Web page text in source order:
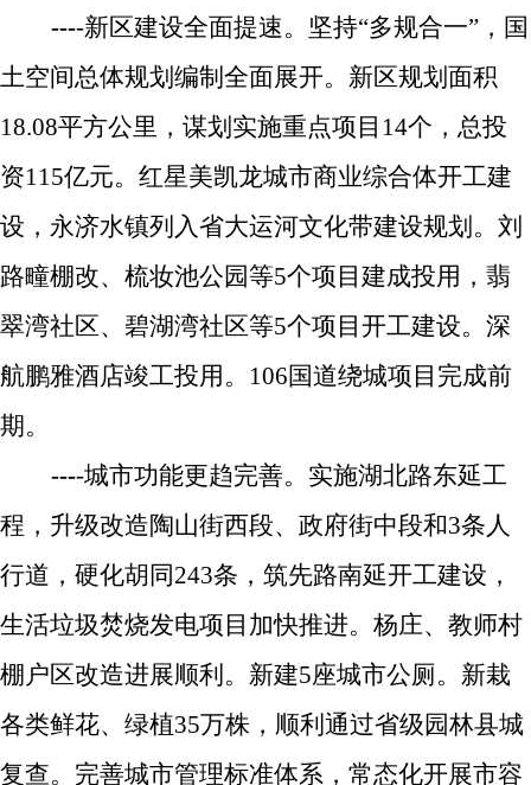
----新区建设全面提速。 坚持“多规合一”，国
土空间总体规划编制全面展开。新区规划面积
18.08平方公里， 谋划实施重点项目 14个，总投
资115亿元。 红星美凯龙城市商业综合体开工建
设，永济水镇列入省大运河文化带建设规划。 刘
路疃棚改、梳妆池公园等5个项目建成投用， 翡
翠湾社区、碧湖湾社区等5个项目开工建设。深
航鹏雅酒店竣工投用。 106国道绕城项目完成前
期。
----城市功能更趋完善。 实施湖北路东延工
程， 升级改造陶山街西段、政府街中段和3条人
行道，硬化胡同243条，筑先路南延开工建设，
生活垃圾焚烧发电项目加快推进。杨庄、教师村
棚户区改造进展顺利。新建5座城市公厕。 新栽
各类鲜花、 绿植35万株， 顺利通过省级园林县城
复查。完善城市管理标准体系，常态化开展市容